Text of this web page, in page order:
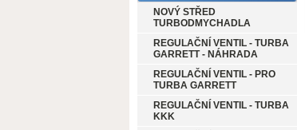
NOVÝ STŘED
TURBODMYCHADLA
REGULAČNÍ VENTIL - TURBA
GARRETT - NÁHRADA
REGULAČNÍ VENTIL - PRO
TURBA GARRETT
REGULAČNÍ VENTIL - TURBA
KKK